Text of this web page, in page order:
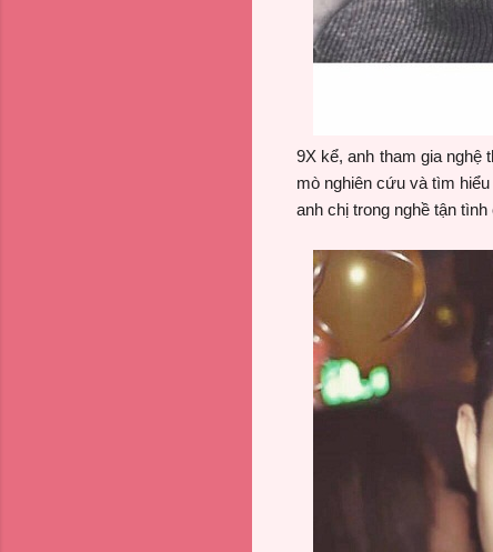
9X kể, anh tham gia
mò nghiên cứu và tìm
anh chị trong nghề tận tình